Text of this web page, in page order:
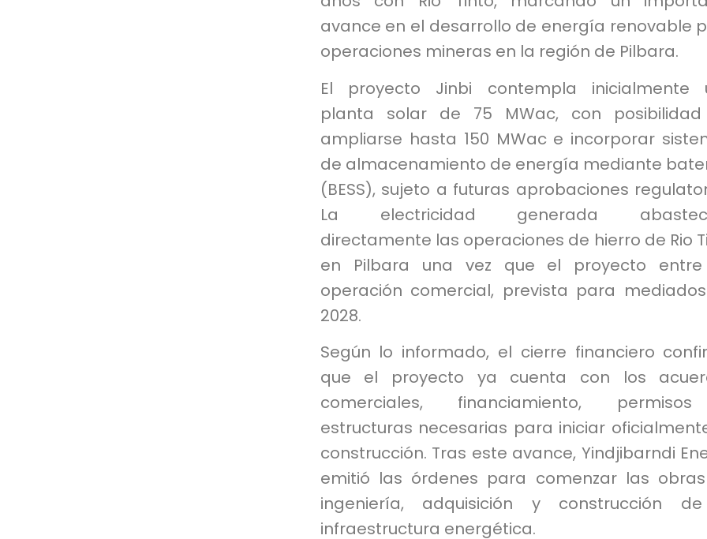
avance en el desarrollo de energía renovable
operaciones mineras en la región de Pilbara.
El proyecto Jinbi contempla inicialmente
planta solar de 75 MWac, con
ampliarse hasta 150 MWac e incorporar
de almacenamiento de energía mediante
(BESS), sujeto a futuras aprobaciones
La electricidad generada
directamente las operaciones de hierro de Rio
en Pilbara una vez que el proyecto
operación comercial, prevista para
2028.
Según lo informado, el cierre financiero
que el proyecto ya cuenta con los
comerciales, financiamiento,
estructuras necesarias para iniciar
construcción. Tras este avance, Yindjibarndi
emitió las órdenes para comenzar las
ingeniería, adquisición y construcción
infraestructura energética.